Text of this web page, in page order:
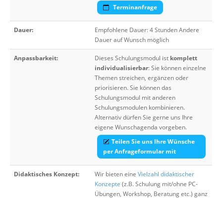
Terminanfrage
Dauer:
Empfohlene Dauer: 4 Stunden Andere
Dauer auf Wunsch möglich
Anpassbarkeit: Dieses Schulungsmodul ist komplett
individualisierbar: Sie können einzelne
Themen streichen, ergänzen oder
priorisieren. Sie können das
Schulungsmodul mit anderen
Schulungsmodulen kombinieren.
Alternativ dürfen Sie gerne uns Ihre
eigene Wunschagenda vorgeben.
Teilen Sie uns Ihre Wünsche
per Anfrageformular mit
Didaktisches Konzept: Wir bieten eine Vielzahl didaktischer
Konzepte (z.B. Schulung mit/ohne PC-
Übungen, Workshop, Beratung etc.) ganz